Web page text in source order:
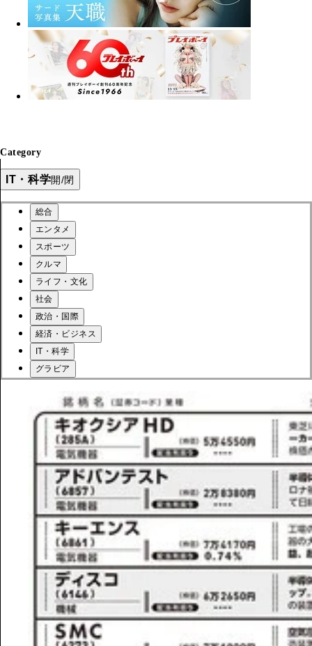
Category
IT・科学開/閉
総合
エンタメ
スポーツ
クルマ
ライフ・文化
社会
政治・国際
経済・ビジネス
IT・科学
グラビア